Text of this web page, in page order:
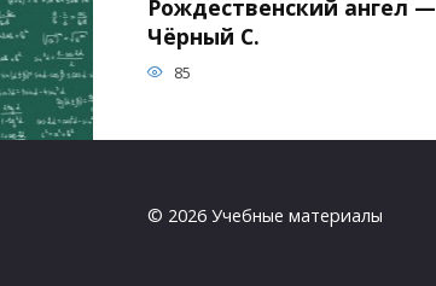
Рождественский ангел —
Чёрный С.
85
© 2026 Учебные материалы